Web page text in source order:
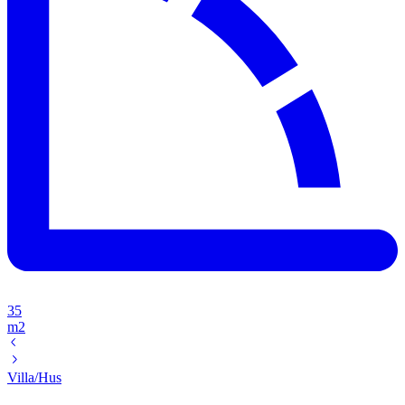
35
m2
Villa/Hus